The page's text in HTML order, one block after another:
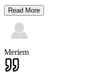
Read More
Meriem